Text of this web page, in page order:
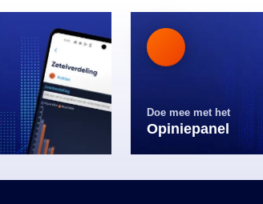
Doe mee met het
Opiniepanel